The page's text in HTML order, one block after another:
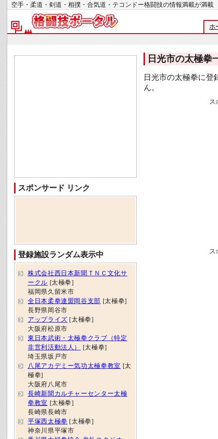
空手・柔道・剣道・相撲・合気道・テコンドー格闘技の情報満載が
ホ
日光市の太極拳
日光市の太極拳に登
ん。
ス
ス
スポンサード リンク
登録施設ランダム表示中
株式会社西日本新聞ＴＮＣ文化サ
ークル [太極拳]
福岡県久留米市
全日本柔拳連盟岡谷支部 [太極拳]
長野県岡谷市
アップライズ [太極拳]
大阪府松原市
東日本武術・太極拳クラブ（特定
非営利活動法人）
[太極拳]
埼玉県坂戸市
八尾アカデミー気功太極拳教室 [太
極拳]
大阪府八尾市
長崎新聞カルチャーセンター太極
拳教室 [太極拳]
長崎県長崎市
平塚西太極拳 [太極拳]
神奈川県平塚市